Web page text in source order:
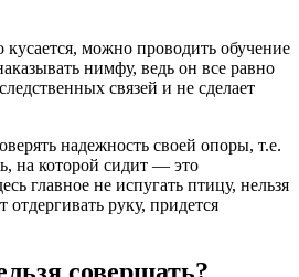
можно проводить обучение
нимфу, ведь он все равно
связей и не сделает
надежность своей опоры, т.е.
на которой сидит — это
главное не испугать птицу, нельзя
отдергивать руку, придется
совершать?